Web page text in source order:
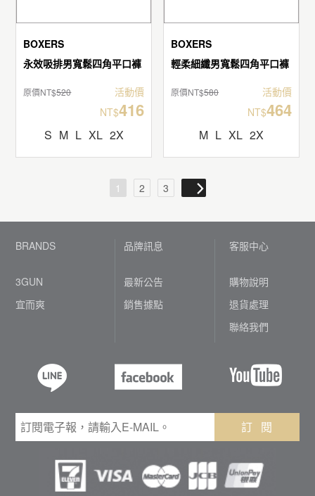
BOXERS
永效吸排男寬鬆四角平口褲
原價NT$520
活動價
NT$416
S M L XL 2X
BOXERS
輕柔細纖男寬鬆四角平口褲
原價NT$580
活動價
NT$464
M L XL 2X
1 2 3
BRANDS
3GUN
宜而爽
品牌訊息
最新公告
銷售據點
客服中心
購物說明
退貨處理
聯絡我們
訂 閱